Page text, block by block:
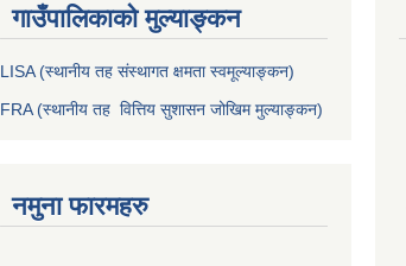
गाउँपालिकाको मुल्याङ्कन
LISA (स्थानीय तह संस्थागत क्षमता स्वमूल्याङ्कन)
FRA (स्थानीय तह वित्तिय सुशासन जोखिम मुल्याङ्कन)
नमुना फारमहरु